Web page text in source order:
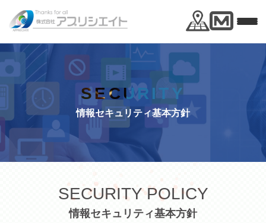
SECURITY
情報セキュリティ基本方針
SECURITY POLICY
情報セキュリティ基本方針